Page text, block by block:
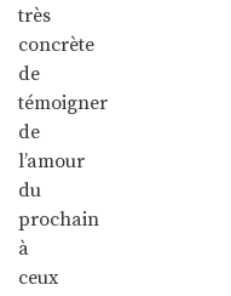
très
concrète
de
témoigner
de
l’amour
du
prochain
à
ceux